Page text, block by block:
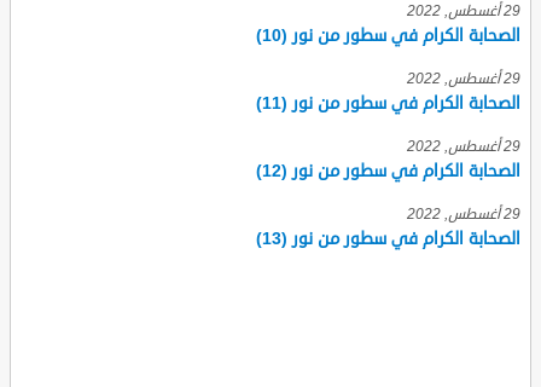
29 أغسطس, 2022
الصحابة الكرام في سطور من نور (10)
29 أغسطس, 2022
الصحابة الكرام في سطور من نور (11)
29 أغسطس, 2022
الصحابة الكرام في سطور من نور (12)
29 أغسطس, 2022
الصحابة الكرام في سطور من نور (13)